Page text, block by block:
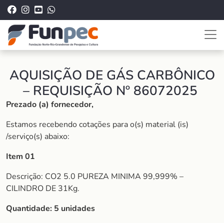
AQUISIÇÃO DE GÁS CARBÔNICO
– REQUISIÇÃO Nº 86072025
Prezado (a) fornecedor,
Estamos recebendo cotações para o(s) material (is)
/serviço(s) abaixo:
Item 01
Descrição: CO2 5.0 PUREZA MINIMA 99,999% –
CILINDRO DE 31Kg.
Quantidade: 5 unidades